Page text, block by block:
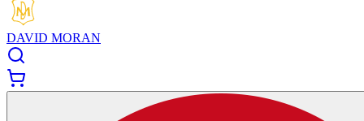
DAVID MORAN